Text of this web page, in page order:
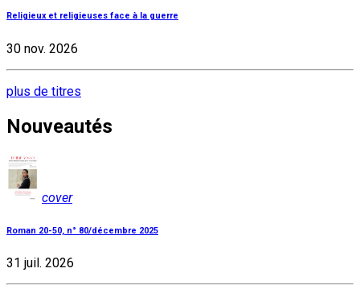
Religieux et religieuses face à la guerre
30 nov. 2026
plus de titres
Nouveautés
cover
Roman 20-50, n° 80/décembre 2025
31 juil. 2026